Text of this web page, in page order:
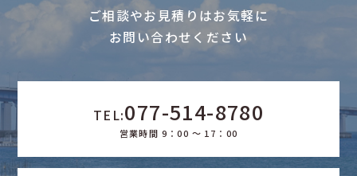
ご相談やお見積りはお気軽に
お問い合わせください
TEL:077-514-8780
営業時間 9：00 ～ 17：00